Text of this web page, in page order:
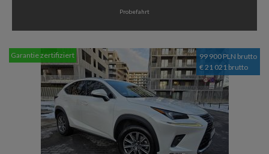
Probefahrt
99 900 PLN brutto
€ 21 021 brutto
Garantie zertifiziert